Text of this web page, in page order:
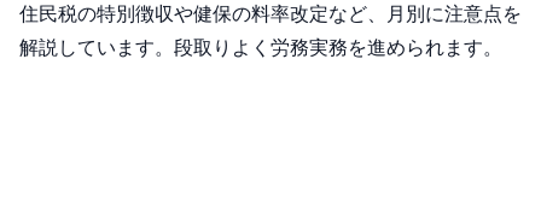
住民税の特別徴収や健保の料率改定など、月別に注意点を
解説しています。段取りよく労務実務を進められます。